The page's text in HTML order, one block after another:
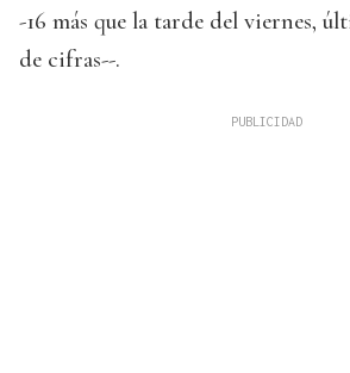
-16 más que la tarde del viernes,
de cifras--.